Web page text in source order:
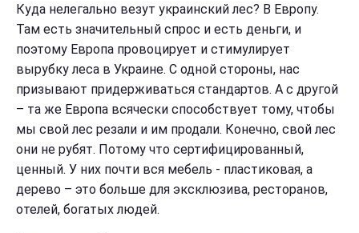
Куда нелегально везут украинский лес? В Европу.
Там есть значительный спрос и есть деньги, и
поэтому Европа провоцирует и стимулирует
вырубку леса в Украине. С одной стороны, нас
призывают придерживаться стандартов. А с другой
– та же Европа всячески способствует тому, чтобы
мы свой лес резали и им продали. Конечно, свой лес
они не рубят. Потому что сертифицированный,
ценный. У них почти вся мебель - пластиковая, а
дерево – это больше для эксклюзива, ресторанов,
отелей, богатых людей.